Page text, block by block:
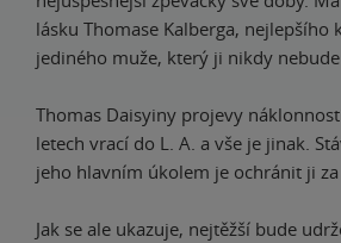
lásku Thomase Kalberga,
jediného muže, který ji nikdy
Thomas Daisyiny projevy
letech vrací do L. A. a vše je jinak.
jeho hlavním úkolem je ochránit ji za
Jak se ale ukazuje, nejtěžší bude